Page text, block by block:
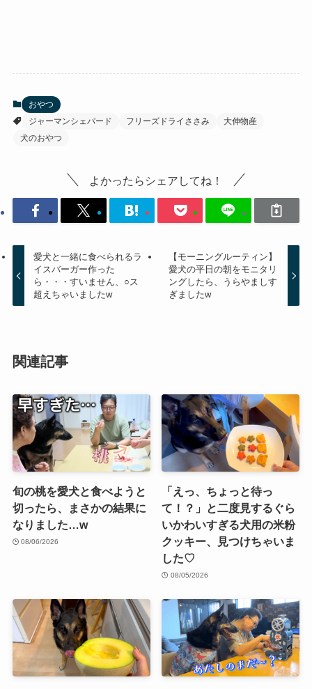
おやつ
ジャーマンシェパード
フリーズドライささみ
大伸物産
犬のおやつ
よかったらシェアしてね！
愛犬と一緒に食べられるラ
イスバーガー作った
ら・・・すいません、○ス
超えちゃいましたw
【モーニングルーティン】
愛犬の平日の朝をモニタリ
ングしたら、うらやましす
ぎましたw
関連記事
旬の桃を愛犬と食べようと
切ったら、まさかの結果に
なりました…w
08/06/2026
「えっ、ちょっと待っ
て！？」と二度見するぐら
いかわいすぎる犬用の米粉
クッキー、見つけちゃいま
した♡
08/05/2026